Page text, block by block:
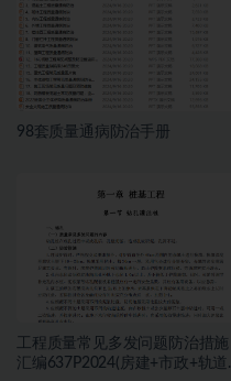
98套质量通病防治手册
工程质量常见多发问题防治措施
汇编637P2024(房建+市政+轨道)